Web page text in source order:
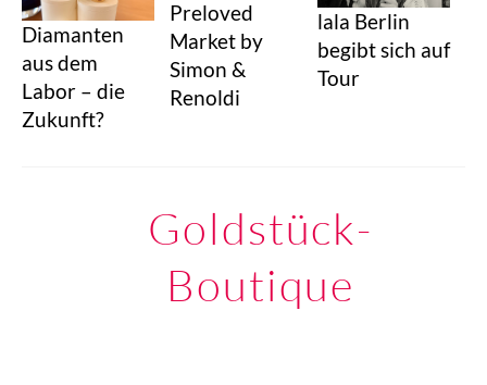
Diamanten
aus dem
Labor – die
Zukunft?
Preloved
Market by
Simon &
Renoldi
lala Berlin
begibt sich auf
Tour
Goldstück-
Boutique